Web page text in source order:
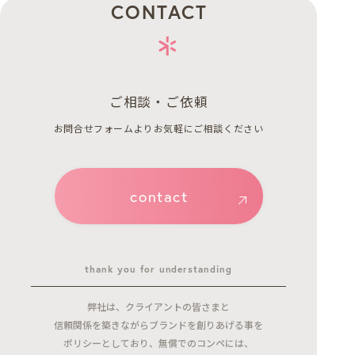
CONTACT
ご相談・ご依頼
お問合せフォームよりお気軽にご相談ください
contact
thank you for understanding
弊社は、クライアントの皆さまと
信頼関係を築きながらブランドを創りあげる事を
ポリシーとしており、無償でのコンペには、